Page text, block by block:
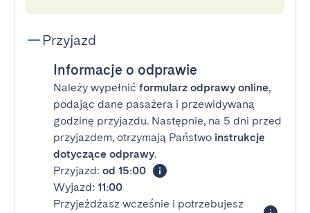
Przyjazd
Informacje o odprawie
Należy wypełnić formularz odprawy online,
podając dane pasażera i przewidywaną
godzinę przyjazdu. Następnie, na 5 dni przed
przyjazdem, otrzymają Państwo instrukcje
dotyczące odprawy.
Przyjazd: od 15:00
Wyjazd: 11:00
Przyjeżdżasz wcześnie i potrzebujesz